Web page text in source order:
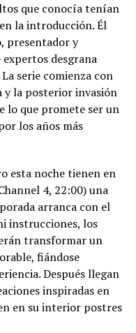
que conocía tenían
la introducción. Él
presentador y
desgrana
serie comienza con
y la posterior invasión
lo que promete ser un
los años más
esta noche tienen en
4, 22:00) una
arranca con el
instrucciones, los
transformar un
fiándose
Después llegan
inspiradas en
en su interior postres